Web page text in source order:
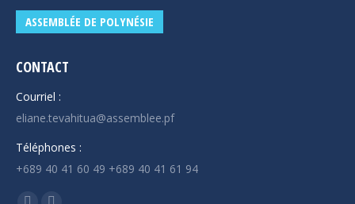
ASSEMBLÉE DE POLYNÉSIE
CONTACT
Courriel :
eliane.tevahitua@assemblee.pf
Téléphones :
+689 40 41 60 49 +689 40 41 61 94
Trouvez nous sur :